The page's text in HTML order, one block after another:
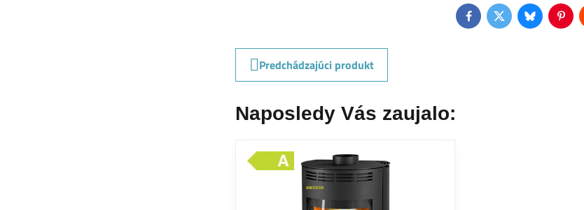
FacebookTwitterBluesky
Predchádzajúci produkt
Naposledy Vás zaujalo: